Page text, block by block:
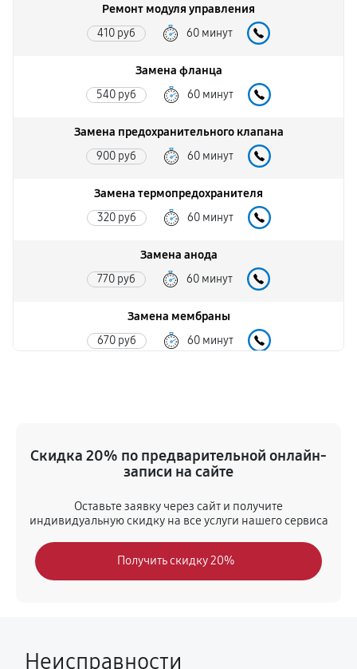
Ремонт модуля управления
410 руб 60 минут
Замена фланца
540 руб 60 минут
Замена предохранительного клапана
900 руб 60 минут
Замена термопредохранителя
320 руб 60 минут
Замена анода
770 руб 60 минут
Замена мембраны
670 руб 60 минут
900 руб 60 минут
Замена прокладки
500 руб 60 минут
Ремонт электропроводки
Скидка 20% по предварительной онлайн-
записи на сайте
Оставьте заявку через сайт и получите
индивидуальную скидку на все услуги нашего сервиса
Получить скидку 20%
Неисправности